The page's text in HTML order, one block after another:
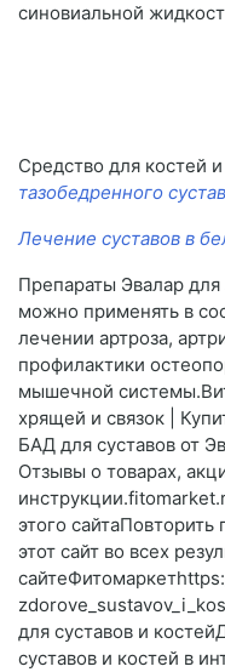
синовиальной
Средство для костей
тазобедренного
Лечение суставов в
Препараты Эвалар для
можно применять в
лечении артроза,
профилактики
мышечной
хрящей и связок |
БАД для суставов от
Отзывы о товарах,
этого сайтаПовторить
этот сайт во всех
для суставов и
суставов и костей в